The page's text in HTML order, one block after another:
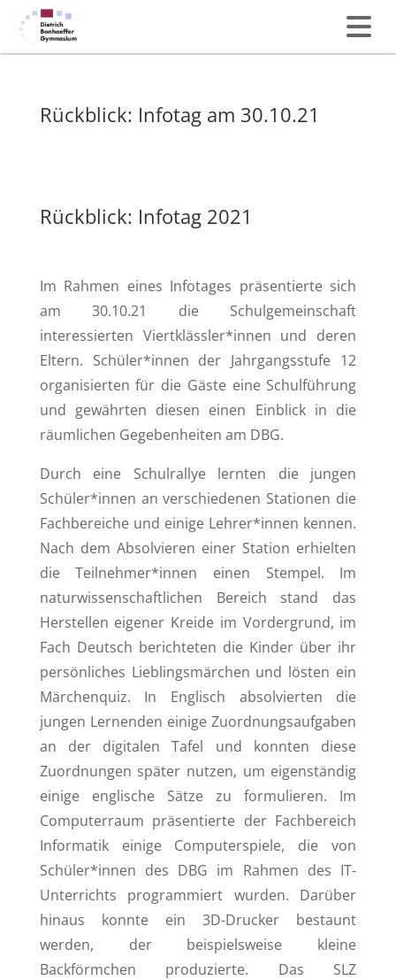
Rückblick: Infotag am 30.10.21
Rückblick: Infotag 2021
Im Rahmen eines Infotages präsentierte sich
am 30.10.21 die Schulgemeinschaft
interessierten Viertklässler*innen und deren
Eltern. Schüler*innen der Jahrgangsstufe 12
organisierten für die Gäste eine Schulführung
und gewährten diesen einen Einblick in die
räumlichen Gegebenheiten am DBG.
Durch eine Schulrallye lernten die jungen
Schüler*innen an verschiedenen Stationen die
Fachbereiche und einige Lehrer*innen kennen.
Nach dem Absolvieren einer Station erhielten
die Teilnehmer*innen einen Stempel. Im
naturwissenschaftlichen Bereich stand das
Herstellen eigener Kreide im Vordergrund, im
Fach Deutsch berichteten die Kinder über ihr
persönliches Lieblingsmärchen und lösten ein
Märchenquiz. In Englisch absolvierten die
jungen Lernenden einige Zuordnungsaufgaben
an der digitalen Tafel und konnten diese
Zuordnungen später nutzen, um eigenständig
einige englische Sätze zu formulieren. Im
Computerraum präsentierte der Fachbereich
Informatik einige Computerspiele, die von
Schüler*innen des DBG im Rahmen des IT-
Unterrichts programmiert wurden. Darüber
hinaus konnte ein 3D-Drucker bestaunt
werden, der beispielsweise kleine
Backförmchen produzierte. Das SLZ